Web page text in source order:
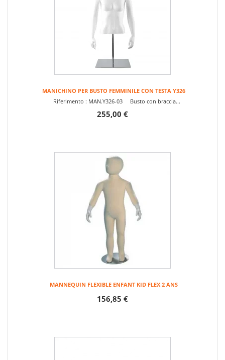
MANICHINO PER BUSTO FEMMINILE CON TESTA Y326
Riferimento : MAN.Y326-03 Busto con braccia...
255,00 €
MANNEQUIN FLEXIBLE ENFANT KID FLEX 2 ANS
156,85 €